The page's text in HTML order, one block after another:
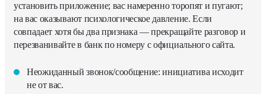
установить приложение; вас намеренно торопят и пугают;
на вас оказывают психологическое давление. Если
совпадает хотя бы два признака — прекращайте разговор и
перезванивайте в банк по номеру с официального сайта.
Неожиданный звонок/сообщение: инициатива исходит
не от вас.